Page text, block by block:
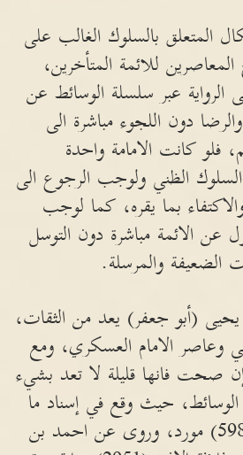
المتعلق بالسلوك الغالب على
للائمة المتأخرين،
عبر سلسلة الوسائط عن
دون اللجوء مباشرة الى
فلو كانت الامامة واحدة
السلوك الظني ولوجب الرجوع الى
بما يقره، كما لوجب
عن الائمة مباشرة دون التوسل
الضعيفة والمرسلة.
(أبو جعفر) يعد من الثقات،
وعاصر الامام العسكري، ومع
صحت فانها قليلة لا تعد بشيء
الوسائط، حيث وقع في إسناد ما
يقارب ستة الاف (5985) مورد، وروى عن احمد بن